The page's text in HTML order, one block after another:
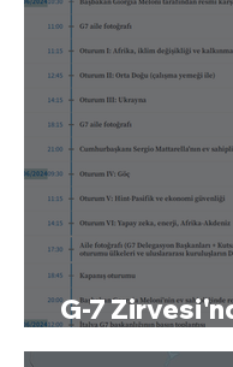
G-7
Ne?